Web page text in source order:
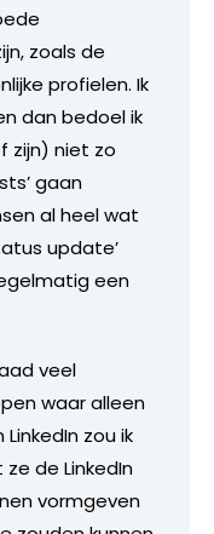
zoals de
profielen. Ik
dan bedoel ik
zijn) niet zo
gaan
al heel wat
update’
een
veel
waar alleen
zou ik
de LinkedIn
vormgeven